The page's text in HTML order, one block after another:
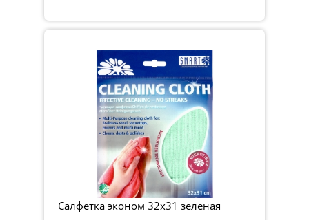
Салфетка эконом 32х31 зеленая